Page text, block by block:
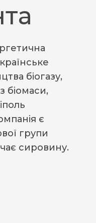
біогазу,
біомаси,
є
групи
сировину.